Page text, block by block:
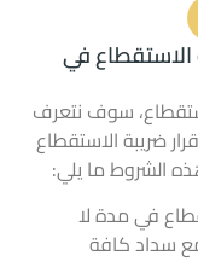
الاستقطاع في
سوف نتعرف
ضريبة الاستقطاع
الشروط ما يلي:
في مدة لا
سداد كافة